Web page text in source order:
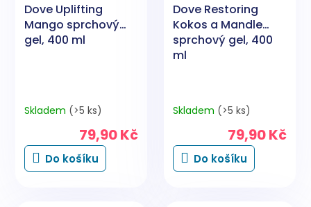
Dove Uplifting
Mango sprchový
gel, 400 ml
Skladem (>5 ks)
79,90 Kč
Do košíku
Dove Restoring
Kokos a Mandle
sprchový gel, 400
ml
Skladem (>5 ks)
79,90 Kč
Do košíku